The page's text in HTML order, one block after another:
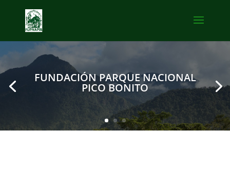
FUNDACIÓN PARQUE NACIONAL
PICO BONITO